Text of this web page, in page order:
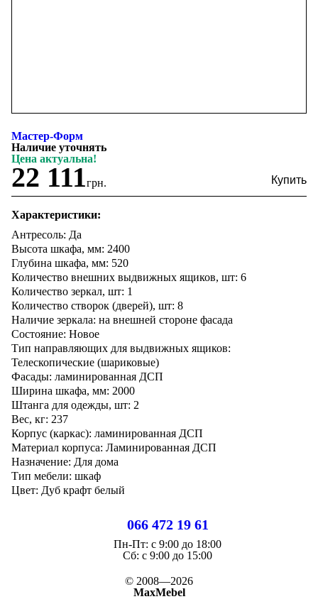
Мастер-Форм
Наличие уточнять
Цена актуальна!
22 111грн.
Характеристики:
Антресоль: Да
Высота шкафа, мм: 2400
Глубина шкафа, мм: 520
Количество внешних выдвижных ящиков, шт: 6
Количество зеркал, шт: 1
Количество створок (дверей), шт: 8
Наличие зеркала: на внешней стороне фасада
Состояние: Новое
Тип направляющих для выдвижных ящиков:
Телескопические (шариковые)
Фасады: ламинированная ДСП
Ширина шкафа, мм: 2000
Штанга для одежды, шт: 2
Вес, кг: 237
Корпус (каркас): ламинированная ДСП
Материал корпуса: Ламинированная ДСП
Назначение: Для дома
Тип мебели: шкаф
Цвет: Дуб крафт белый
066 472 19 61
Пн-Пт: с 9:00 до 18:00
Cб: с 9:00 до 15:00
© 2008—2026
MaxMebel